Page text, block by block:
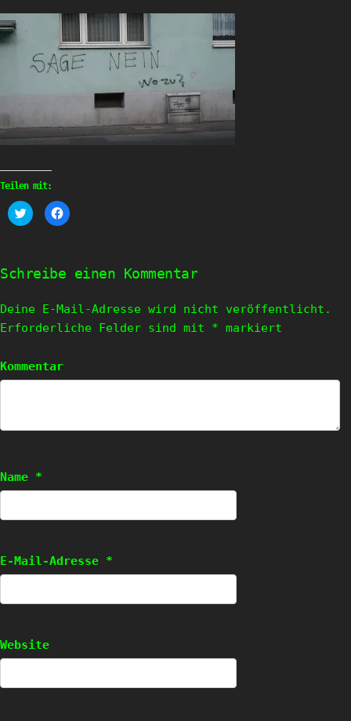
Teilen mit:
Klick,
um
(Wird
in
geöffnet)
Klick,
um
(Wird
in
geöffnet)
Schreibe einen Kommentar
Deine E-Mail-Adresse wird nicht veröffentlicht.
Erforderliche Felder sind mit * markiert
Kommentar
Name *
E-Mail-Adresse *
Website